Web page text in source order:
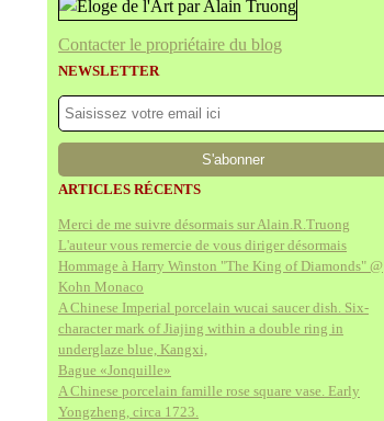
Contacter le propriétaire du blog
NEWSLETTER
ARTICLES RÉCENTS
Merci de me suivre désormais sur Alain.R.Truong
L'auteur vous remercie de vous diriger désormais
Hommage à Harry Winston "The King of Diamonds" @
Kohn Monaco
A Chinese Imperial porcelain wucai saucer dish. Six-
character mark of Jiajing within a double ring in
underglaze blue, Kangxi,
Bague «Jonquille»
A Chinese porcelain famille rose square vase. Early
Yongzheng, circa 1723.